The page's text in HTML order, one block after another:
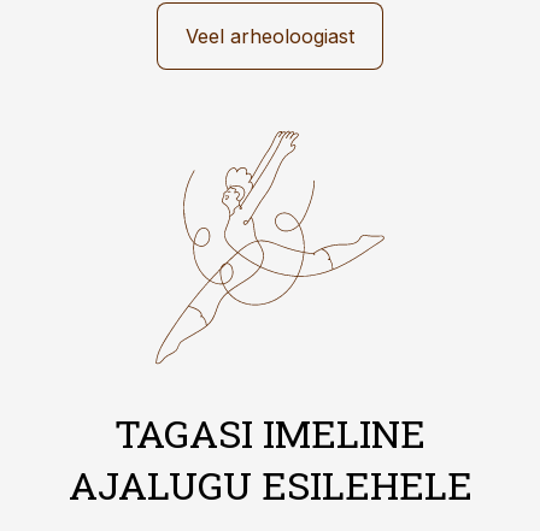
Veel arheoloogiast
TAGASI IMELINE
AJALUGU ESILEHELE